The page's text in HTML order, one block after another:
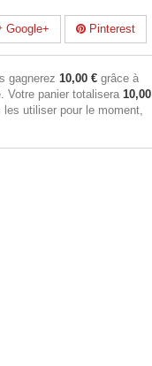
Google+ Pinterest
gagnerez 10,00 € grâce à
Votre panier totalisera 10,00
utiliser pour le moment,